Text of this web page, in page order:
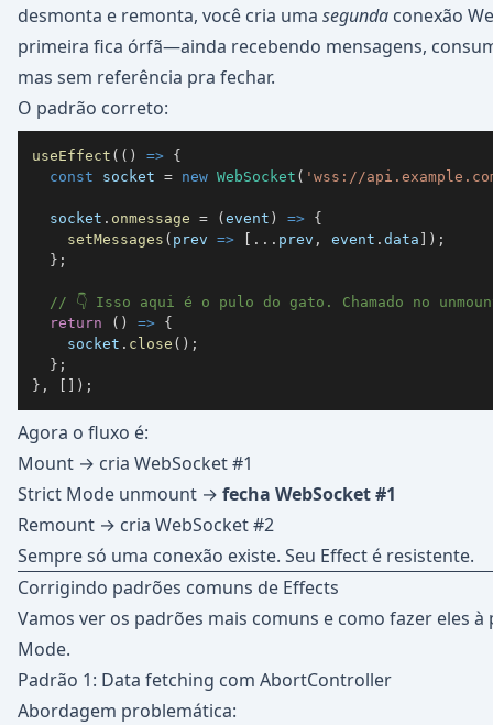
desmonta e remonta, você cria uma segunda conexão
primeira fica órfã—ainda recebendo mensagens,
mas sem referência pra fechar.
O padrão correto:
useEffect ( ( ) => {
const socket = new WebSocket ( 'wss://
  socket
. onmessage = (event ) => {
setMessages ( prev => [ ... prev , event . data ] ) ;
} ;
// 👇 Isso aqui é o pulo do gato. Chamado no
return
( ) => {
    socket
. close ( ) ;
} ;
} , [ ] ) ;
Agora o fluxo é:
Mount → cria WebSocket #1
Strict Mode unmount → fecha WebSocket #1
Remount → cria WebSocket #2
Sempre só uma conexão existe. Seu Effect é resistente.
Corrigindo padrões comuns de Effects
Vamos ver os padrões mais comuns e como fazer eles
Mode.
Padrão 1: Data fetching com AbortController
Abordagem problemática: